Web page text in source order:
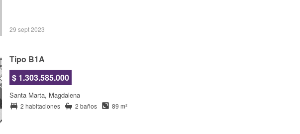
29 sept 2023
Tipo B1A
$ 1.303.585.000
Santa Marta, Magdalena
2 habitaciones 2 baños 89 m²